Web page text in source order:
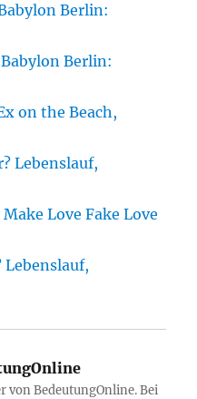
Berlin:
Berlin:
on the Beach,
Lebenslauf,
Love Fake Love
Lebenslauf,
von BedeutungOnline. Bei